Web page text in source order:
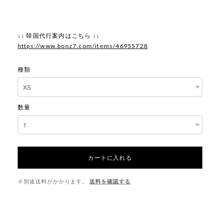
↓↓ 韓国代行案内はこちら ↓↓
https://www.bonz7.com/items/46955728
種類
数量
カートに入れる
※別途送料がかかります。 送料を確認する